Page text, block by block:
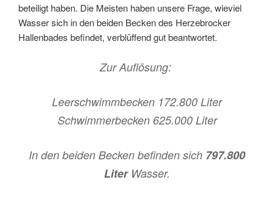
beteiligt haben. Die Meisten haben unsere Frage, wieviel
Wasser sich in den beiden Becken des Herzebrocker
Hallenbades befindet, verblüffend gut beantwortet.
Zur Auflösung:
Leerschwimmbecken 172.800 Liter
Schwimmerbecken 625.000 Liter
In den beiden Becken befinden sich 797.800
LiterWasser.